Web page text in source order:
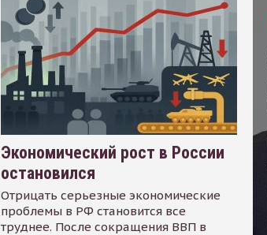
Экономический рост в России
остановился
Отрицать серьезные экономические
проблемы в РФ становится все
труднее. После сокращения ВВП в